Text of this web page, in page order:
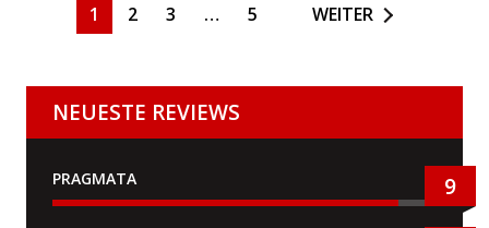
1 2 3 … 5 WEITER
NEUESTE REVIEWS
PRAGMATA 9